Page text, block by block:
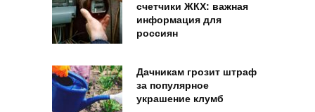
счетчики ЖКХ: важная
информация для
россиян
Дачникам грозит штраф
за популярное
украшение клумб